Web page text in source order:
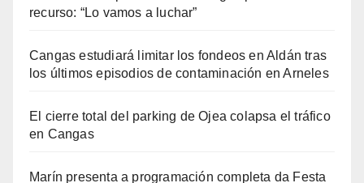
recurso: “Lo vamos a luchar”
Cangas estudiará limitar los fondeos en Aldán tras
los últimos episodios de contaminación en Arneles
El cierre total del parking de Ojea colapsa el tráfico
en Cangas
Marín presenta a programación completa da Festa